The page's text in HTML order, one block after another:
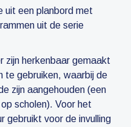
uit een planbord met
uit de serie
zijn herkenbaar gemaakt
te gebruiken, waarbij de
zijn aangehouden (een
scholen). Voor het
gebruikt voor de invulling